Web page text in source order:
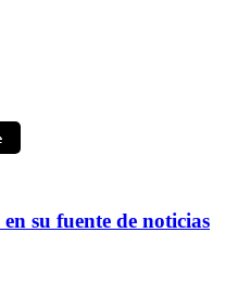
en su fuente de noticias